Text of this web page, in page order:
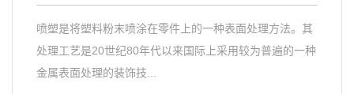
喷塑是将塑料粉末喷涂在零件上的一种表面处理方法。其
处理工艺是20世纪80年代以来国际上采用较为普遍的一种
金属表面处理的装饰技...